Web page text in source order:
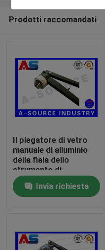
Casa
Circa noi
Prodotti raccomandati
Il piegatore di vetro
manuale di alluminio
della fiala dello
strumento di
piegatura del
piegatore della fiala
per lacera il
Invia richiesta